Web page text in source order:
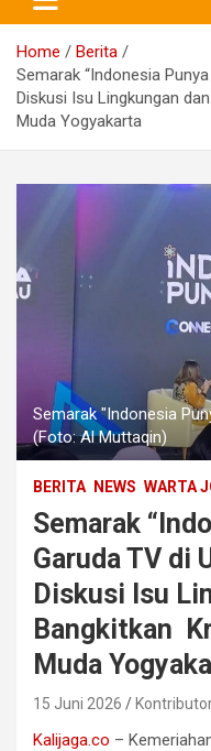
Home
Berita
Semarak “Indonesia
Diskusi Isu Lingkungan
Muda Yogyakarta
Semarak "Indonesia
(Foto: Al Muttaqin)
BERITA NEWS WARTA
Semarak
Garuda TV di
Diskusi Isu
Bangkitkan
Muda
15 Juni 2026
Kalijaga.co –